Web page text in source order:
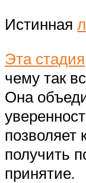
Истинная
Эта стадия
чему так
Она
позволяет
получить
принятие.